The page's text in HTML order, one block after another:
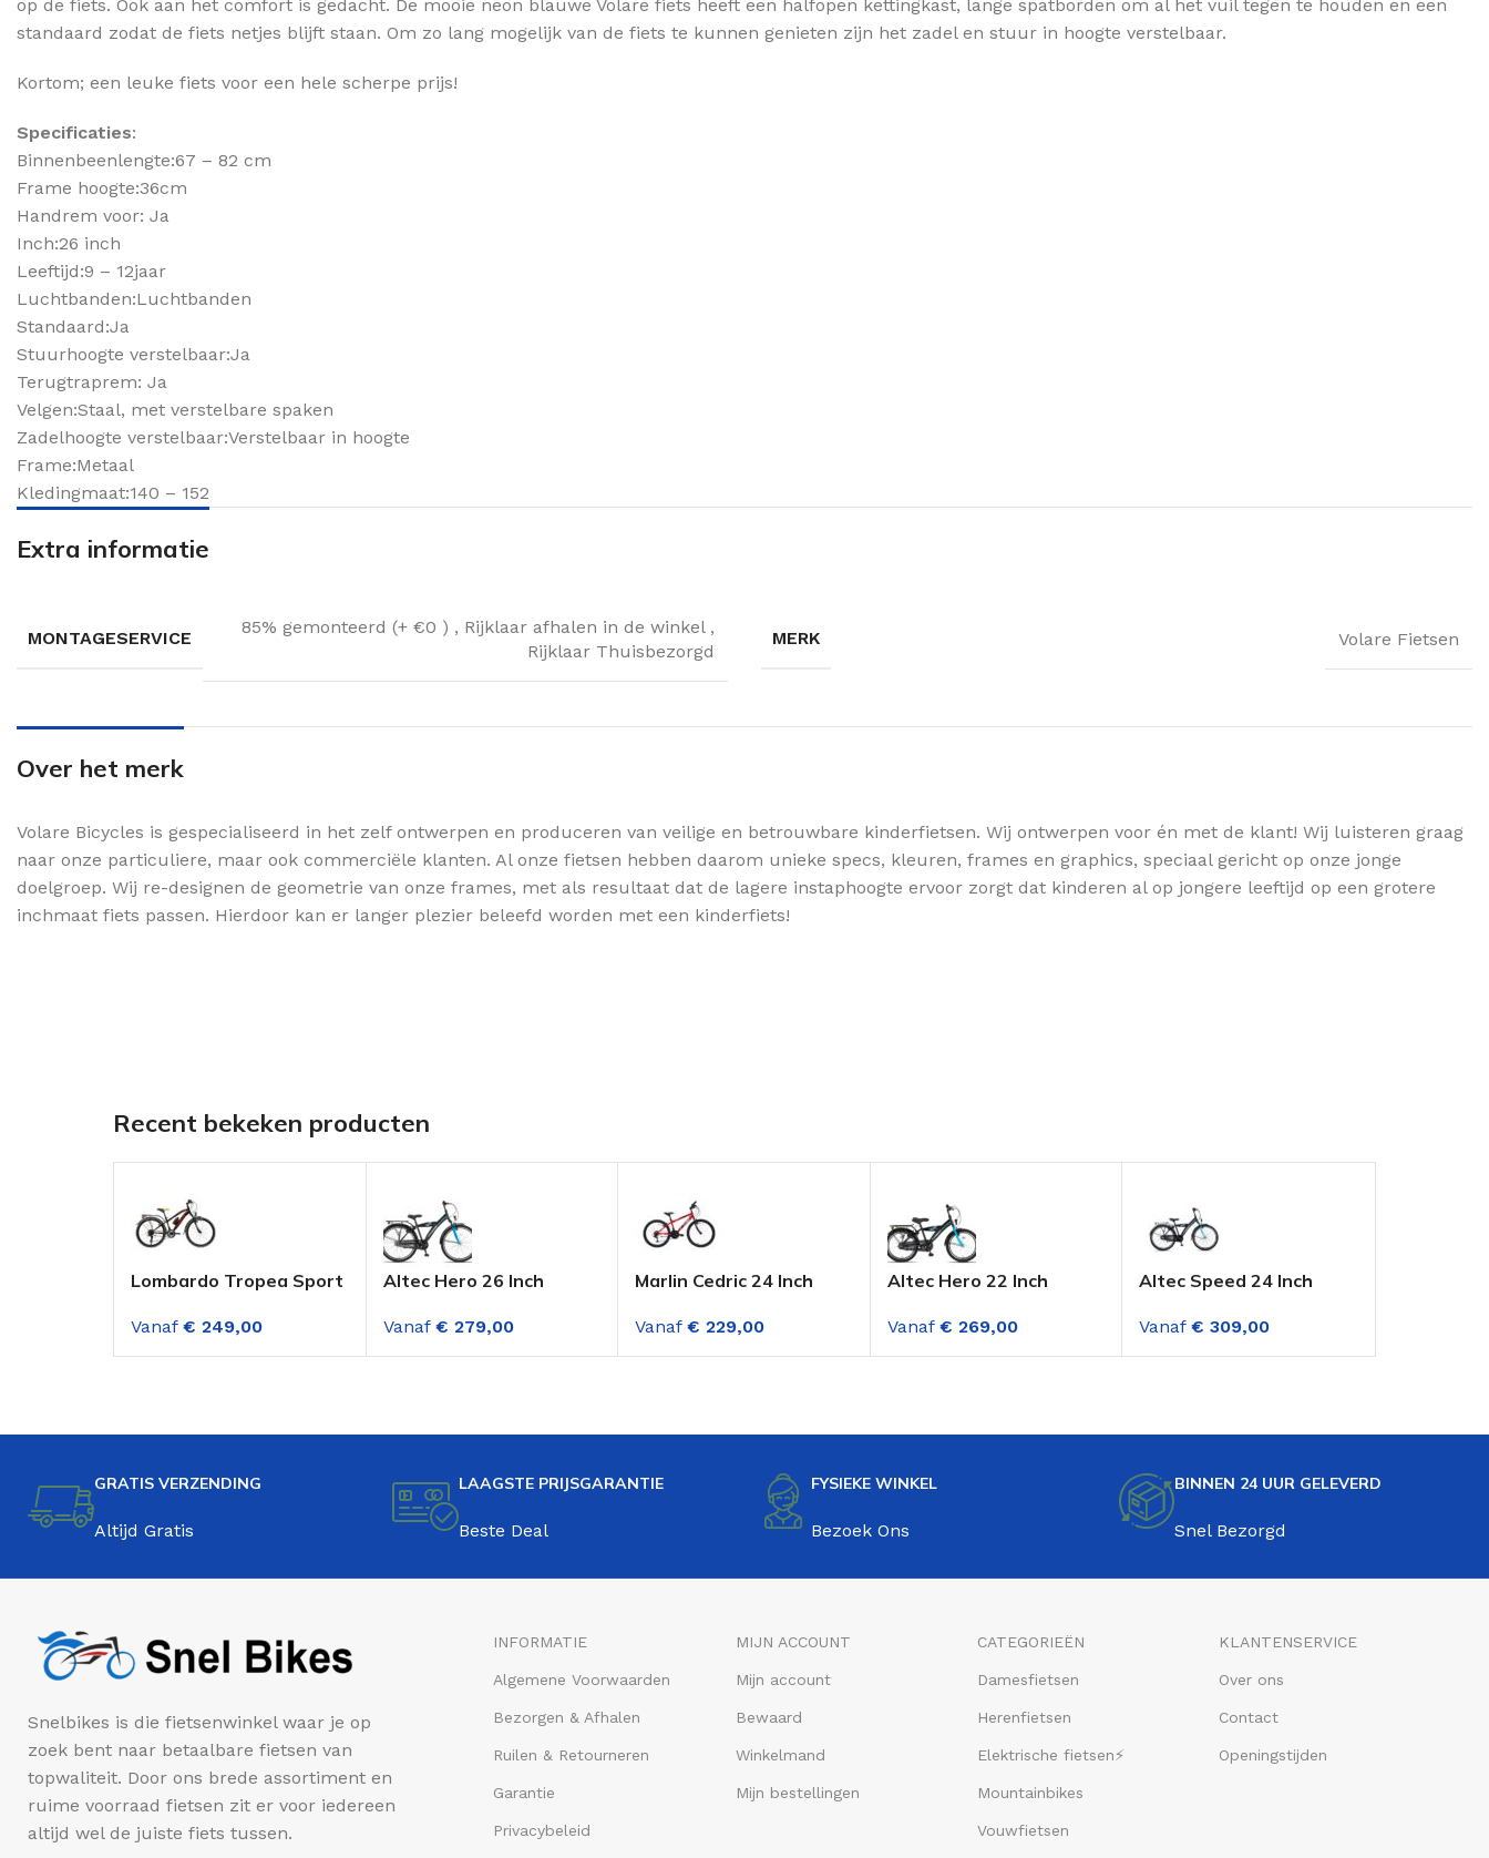
op de fiets. Ook aan het comfort is gedacht. De mooie neon blauwe Volare fiets heeft een halfopen kettingkast, lange spatborden om al het vuil tegen te houden en een
standaard zodat de fiets netjes blijft staan. Om zo lang mogelijk van de fiets te kunnen genieten zijn het zadel en stuur in hoogte verstelbaar.
Kortom; een leuke fiets voor een hele scherpe prijs!
Specificaties:
Binnenbeenlengte:67 – 82 cm
Frame hoogte:36cm
Handrem voor: Ja
Inch:26 inch
Leeftijd:9 – 12jaar
Luchtbanden:Luchtbanden
Standaard:Ja
Stuurhoogte verstelbaar:Ja
Terugtraprem: Ja
Velgen:Staal, met verstelbare spaken
Zadelhoogte verstelbaar:Verstelbaar in hoogte
Frame:Metaal
Kledingmaat:140 – 152
Extra informatie
MONTAGESERVICE
85% gemonteerd (+ €0 ) , Rijklaar afhalen in de winkel ,
Rijklaar Thuisbezorgd
MERK Volare Fietsen
Over het merk
Volare Bicycles is gespecialiseerd in het zelf ontwerpen en produceren van veilige en betrouwbare kinderfietsen. Wij ontwerpen voor én met de klant! Wij luisteren graag
naar onze particuliere, maar ook commerciële klanten. Al onze fietsen hebben daarom unieke specs, kleuren, frames en graphics, speciaal gericht op onze jonge
doelgroep. Wij re-designen de geometrie van onze frames, met als resultaat dat de lagere instaphoogte ervoor zorgt dat kinderen al op jongere leeftijd op een grotere
inchmaat fiets passen. Hierdoor kan er langer plezier beleefd worden met een kinderfiets!
Recent bekeken producten
Lombardo Tropea Sport
versnellingen Zwart
Vanaf € 249,00
Altec Hero 26 Inch
Blue
Vanaf € 279,00
Marlin Cedric 24 Inch
versnellingen jongens
Rood
Vanaf € 229,00
Altec Hero 22 Inch
Blue
Vanaf € 269,00
Altec Speed 24 Inch
versnellingen Deep Sky
Blue
Vanaf € 309,00
GRATIS VERZENDING
Altijd Gratis
LAAGSTE PRIJSGARANTIE
Beste Deal
FYSIEKE WINKEL
Bezoek Ons
BINNEN 24 UUR GELEVERD
Snel Bezorgd
Snelbikes is die fietsenwinkel waar je op
zoek bent naar betaalbare fietsen van
topwaliteit. Door ons brede assortiment en
ruime voorraad fietsen zit er voor iedereen
altijd wel de juiste fiets tussen.
INFORMATIE
Algemene Voorwaarden
Bezorgen & Afhalen
Ruilen & Retourneren
Garantie
Privacybeleid
MIJN ACCOUNT
Mijn account
Bewaard
Winkelmand
Mijn bestellingen
CATEGORIEËN
Damesfietsen
Herenfietsen
Elektrische fietsen⚡
Mountainbikes
Vouwfietsen
KLANTENSERVICE
Over ons
Contact
Openingstijden